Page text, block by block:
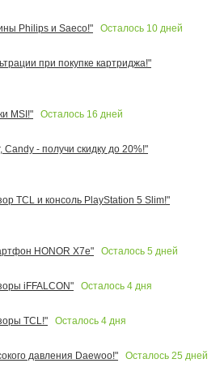
Philips и Saeco!"
Осталось 10 дней
при покупке картриджа!"
MSI!"
Осталось 16 дней
Candy - получи скидку до 20%!"
TCL и консоль PlayStation 5 Slim!"
HONOR X7e"
Осталось 5 дней
iFFALCON"
Осталось 4 дня
TCL!"
Осталось 4 дня
давления Daewoo!"
Осталось 25 дней